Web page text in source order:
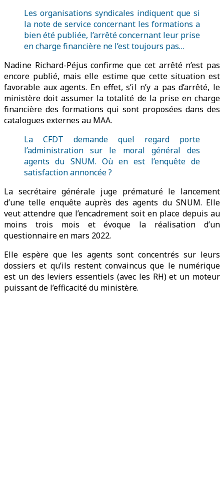
Les organisations syndicales indiquent que si
la note de service concernant les formations a
bien été publiée, l’arrêté concernant leur prise
en charge financière ne l’est toujours pas…
Nadine Richard-Péjus confirme que cet arrêté n’est pas
encore publié, mais elle estime que cette situation est
favorable aux agents. En effet, s’il n’y a pas d’arrêté, le
ministère doit assumer la totalité de la prise en charge
financière des formations qui sont proposées dans des
catalogues externes au MAA.
La CFDT demande quel regard porte
l’administration sur le moral général des
agents du SNUM. Où en est l’enquête de
satisfaction annoncée ?
La secrétaire générale juge prématuré le lancement
d’une telle enquête auprès des agents du SNUM. Elle
veut attendre que l’encadrement soit en place depuis au
moins trois mois et évoque la réalisation d’un
questionnaire en mars 2022.
Elle espère que les agents sont concentrés sur leurs
dossiers et qu’ils restent convaincus que le numérique
est un des leviers essentiels (avec les RH) et un moteur
puissant de l’efficacité du ministère.